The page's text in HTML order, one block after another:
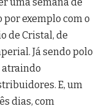
exemplo com o
de Cristal, de
Já sendo polo
atraindo
E, um
dias, com